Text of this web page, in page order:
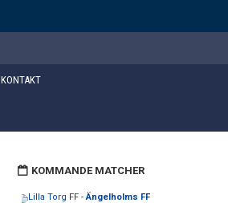
KONTAKT
KOMMANDE MATCHER
Lilla Torg FF -Ängelholms FF